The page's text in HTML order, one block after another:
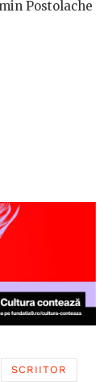
Postolache
SCRIITOR